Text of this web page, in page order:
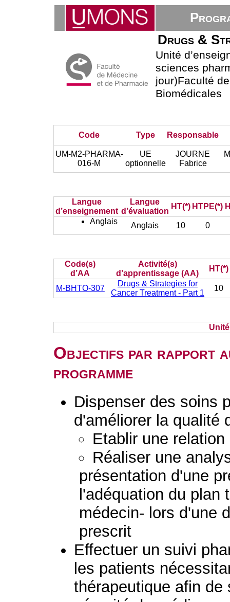
Drugs &
Unité
sciences
jour)Faculté
Biomédicales
Code Type Responsable
UM-M2-PHARMA-
016-M
UE
optionnelle
JOURNE
Fabrice
Langue
d’enseignement
Langue
d’évaluation
HT(*) HTPE(*)
Anglais
Anglais 10 0
Code(s)
d’AA
Activité(s)
d’apprentissage (AA)
HT(*)
M-BHTO-307
Drugs & Strategies for
Cancer Treatment - Part 1
10
Objectifs par rapport
programme
Dispenser des soins
d'améliorer la qualité
Etablir une
Réaliser une
présentation d'une
l'adéquation du plan
médecin- lors d'une
prescrit
Effectuer un suivi
les patients
thérapeutique afin